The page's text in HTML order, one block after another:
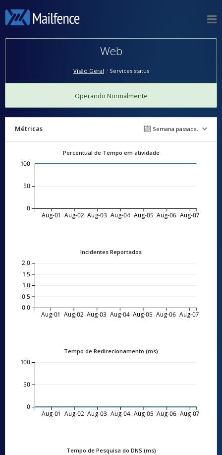
Web
Visão Geral Services status
Operando Normalmente
Métricas Semana passada.
Percentual de Tempo em atividade
Aug-01 Aug-02 Aug-03 Aug-04 Aug-05 Aug-06 Aug-07
0
50
100
Incidentes Reportados
Aug-01 Aug-02 Aug-03 Aug-04 Aug-05 Aug-06 Aug-07
0.0
0.5
1.0
1.5
2.0
Tempo de Redirecionamento (ms)
Aug-01 Aug-02 Aug-03 Aug-04 Aug-05 Aug-06 Aug-07
0
50
100
Tempo de Pesquisa do DNS (ms)